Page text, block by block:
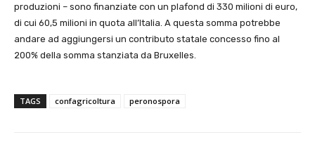
produzioni – sono finanziate con un plafond di 330 milioni di euro,
di cui 60,5 milioni in quota all’Italia. A questa somma potrebbe
andare ad aggiungersi un contributo statale concesso fino al
200% della somma stanziata da Bruxelles.
TAGS confagricoltura peronospora